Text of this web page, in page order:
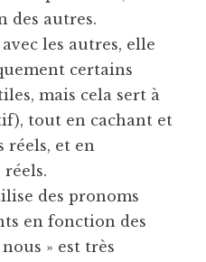
des autres.
les autres, elle
certains
mais cela sert à
tout en cachant et
réels, et en
des pronoms
en fonction des
» est très